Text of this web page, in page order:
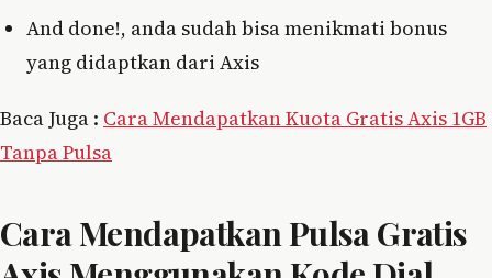
And done!, anda sudah bisa menikmati bonus
yang didaptkan dari Axis
Baca Juga : Cara Mendapatkan Kuota Gratis Axis 1GB
Tanpa Pulsa
Cara Mendapatkan Pulsa Gratis